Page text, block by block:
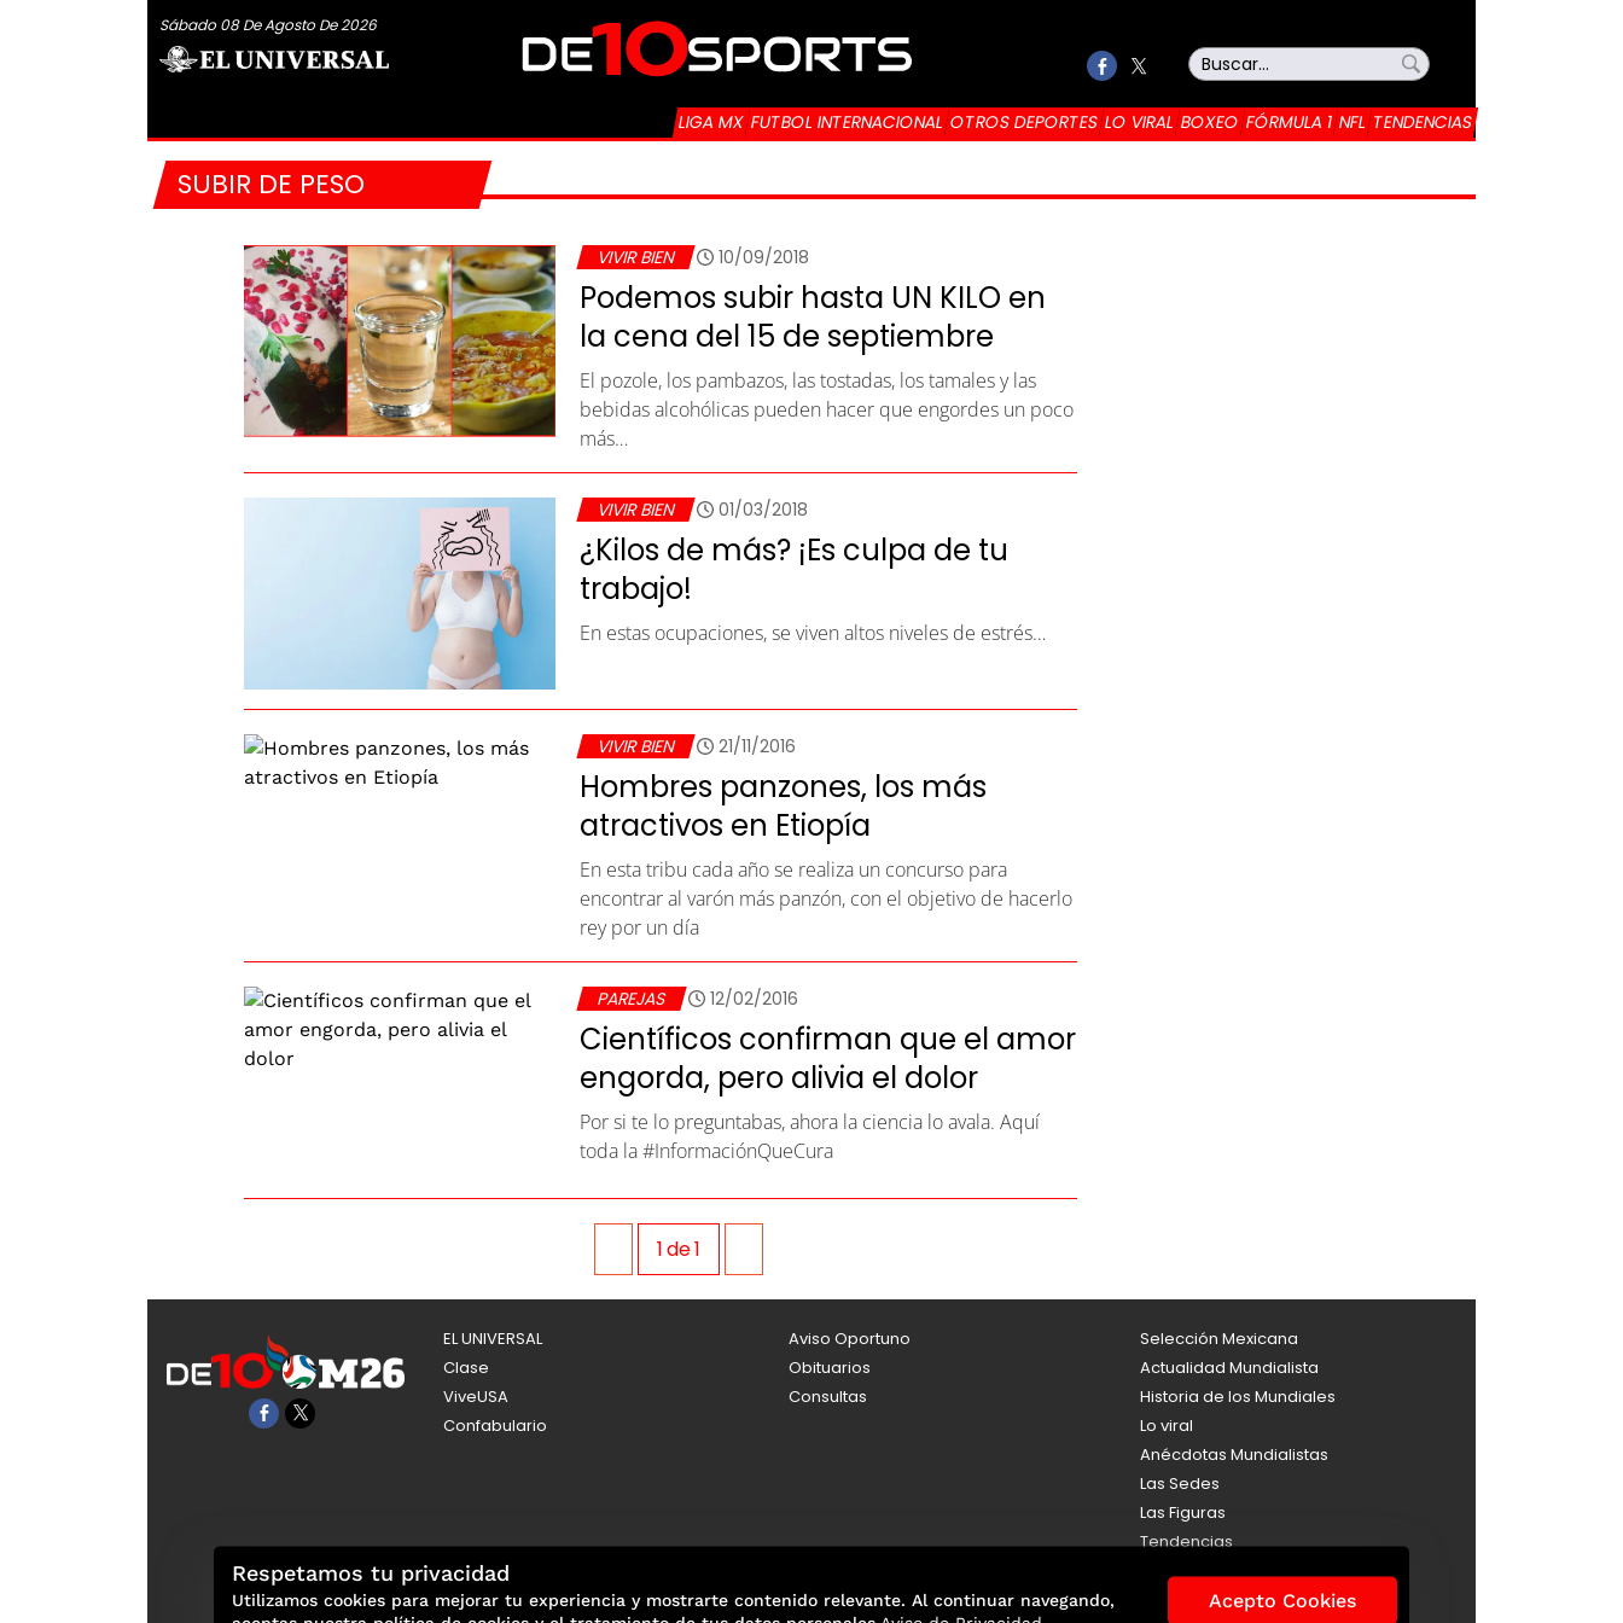
Sábado 08 De Agosto De 2026
LIGA MX FUTBOL INTERNACIONAL OTROS DEPORTES LO VIRAL BOXEO FÓRMULA 1 NFL TENDENCIAS
SUBIR DE PESO
VIVIR BIEN 10/09/2018
Podemos subir hasta UN KILO en
la cena del 15 de septiembre
El pozole, los pambazos, las tostadas, los tamales y las
bebidas alcohólicas pueden hacer que engordes un poco
más…
VIVIR BIEN 01/03/2018
¿Kilos de más? ¡Es culpa de tu
trabajo!
En estas ocupaciones, se viven altos niveles de estrés…
VIVIR BIEN 21/11/2016
Hombres panzones, los más
atractivos en Etiopía
En esta tribu cada año se realiza un concurso para
encontrar al varón más panzón, con el objetivo de hacerlo
rey por un día
PAREJAS 12/02/2016
Científicos confirman que el amor
engorda, pero alivia el dolor
Por si te lo preguntabas, ahora la ciencia lo avala. Aquí
toda la #InformaciónQueCura
1de1
EL UNIVERSAL
Clase
ViveUSA
Confabulario
Aviso Oportuno
Obituarios
Consultas
Selección Mexicana
Actualidad Mundialista
Historia de los Mundiales
Lo viral
Anécdotas Mundialistas
Las Sedes
Las Figuras
Tendencias
Directorio
Consultas
Respetamos tu privacidad
Utilizamos cookies para mejorar tu experiencia y mostrarte contenido relevante. Al continuar navegando,
Acepto Cookies